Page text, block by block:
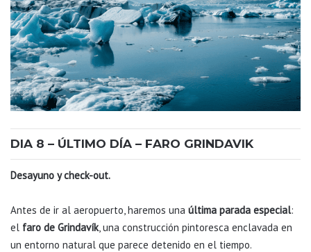
DIA 8 – ÚLTIMO DÍA – FARO GRINDAVIK
Desayuno y check-out.
Antes de ir al aeropuerto, haremos una última parada especial:
el faro de Grindavík, una construcción pintoresca enclavada en
un entorno natural que parece detenido en el tiempo.